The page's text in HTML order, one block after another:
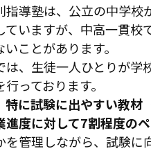
指導塾は、公立の中学校
ていますが、中高一貫校
ことがあります。
は、生徒一人ひとりが学
っております。
特に試験に出やすい教材
進度に対して7割程度の
を管理しながら、試験に